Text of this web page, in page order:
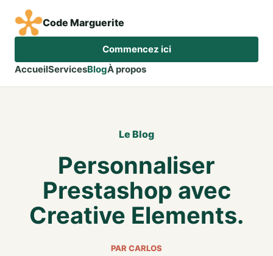
Code Marguerite
AccueilServicesBlogÀ propos
Commencez ici
Le Blog
Personnaliser
Prestashop avec
Creative Elements.
PAR CARLOS